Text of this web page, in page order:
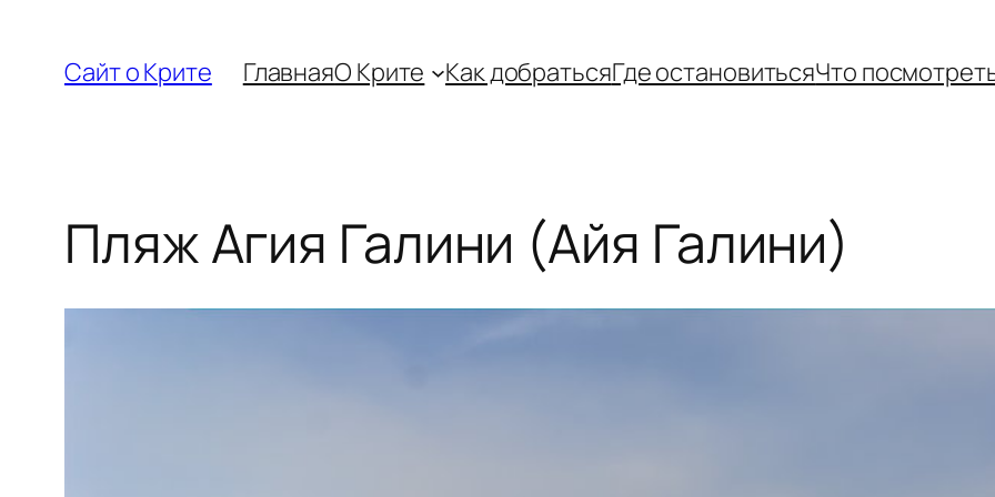
содержимому
Сайт о Крите ГлавнаяО Крите Как добратьсяГде остановитьсяЧто
Пляж Агия Галини (Айя Галини)